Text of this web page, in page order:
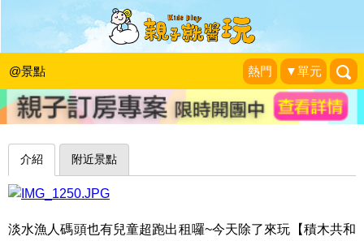
@景點 熱門 ▼單元
滿坑滿谷的車車，讓男孩們一圓拉風超
跑夢～淡水童車王國兒童超跑
珍太妃旅遊親子生活|2016-01-03
介紹 附近景點
淡水漁人碼頭也有兒童超跑出租囉~今天除了來玩【積木共和